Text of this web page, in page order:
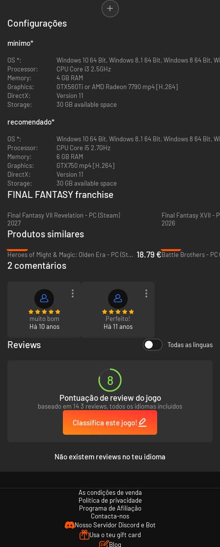
Increased blood levels from the original PSP version
Customizable dynamic screen shot mode
Configurações
mínimo*
OS *:
Windows 10 64 Bit, Windows 8.1 64 Bit, Windows 8 64 Bit,
Processor:
CPU Core i3 2.5GHz
Memory:
4 GB RAM
Graphics:
GTX560Ti or AMD Radeon 7790 mp4 [H.264]
DirectX:
Version 11
Storage:
30 GB available space
recomendado*
OS *:
Windows 10 64 Bit, Windows 8.1 64 Bit, Windows 8 64 Bit,
Processor:
CPU Core i5 2.7GHz
Memory:
6 GB RAM
Graphics:
GTX750 mp4 [H.264]
DirectX:
Version 11
Storage:
30 GB available space
FINAL FANTASY franchise
Final Fantasy VII Revelation - PC (Steam)
2027
Final Fantasy XVII -
2026
Produtos similares
Heroes of Might & Magic: Olden Era - PC (Steam) 18.79 €Battle Brothers - PC
2 comentários
muito bom
Há 10 anos
Perfeito!
Há 11 anos
Reviews Todas as línguas
8
Pontuação de review do jogo
baseado em 14 3 reviews, todos os idiomas incluídos
Classifica este jogo!
Não existem reviews no teu idioma
As condições de venda
Política de privacidade
Programa de Afiliação
Contacta-nos
Nosso Servidor Discord e Bot
Usa o teu gift card
Blog